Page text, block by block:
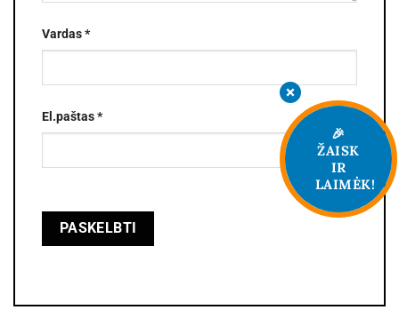
Vardas*
El.paštas*
🎉
ŽAISK
IR
LAIMĖK!